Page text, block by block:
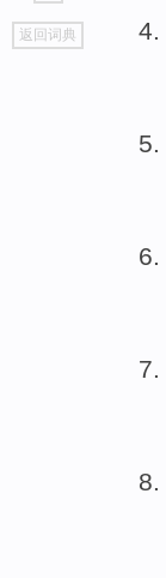
go
top
返回词典